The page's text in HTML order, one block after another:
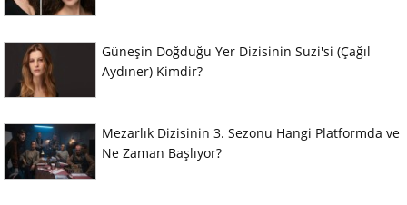
Güneşin Doğduğu Yer Dizisinin Suzi'si (Çağıl
Aydıner) Kimdir?
Mezarlık Dizisinin 3. Sezonu Hangi Platformda ve
Ne Zaman Başlıyor?